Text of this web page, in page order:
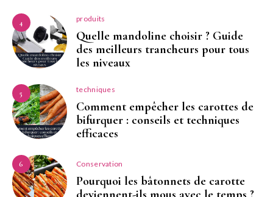
4 produits
Quelle mandoline choisir ? Guide
des meilleurs trancheurs pour tous
les niveaux
5 techniques
Comment empêcher les carottes de
bifurquer : conseils et techniques
efficaces
6 Conservation
Pourquoi les bâtonnets de carotte